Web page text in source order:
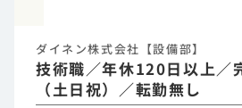
ダイネン株式会社【設備部】
技術職／年休120日以上／
（土日祝）／転勤無し